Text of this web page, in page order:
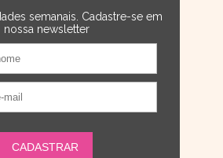
semanais. Cadastre-se em
nossa newsletter